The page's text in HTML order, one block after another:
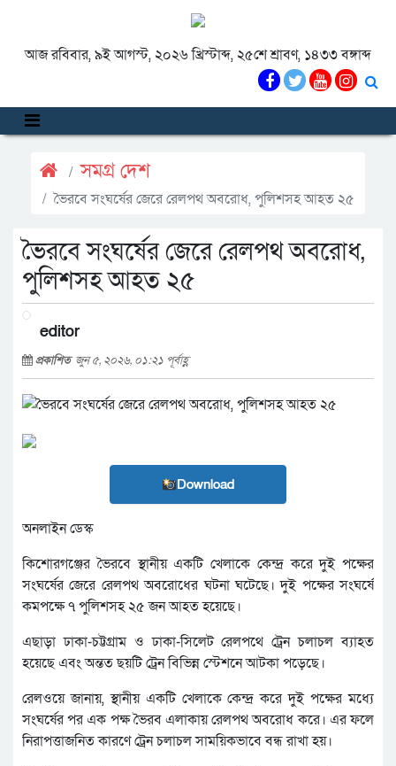
আজ রবিবার, ৯ই আগস্ট, ২০২৬ খ্রিস্টাব্দ, ২৫শে শ্রাবণ, ১৪৩৩ বঙ্গাব্দ
সমগ্র দেশ
ভৈরবে সংঘর্ষের জেরে রেলপথ অবরোধ, পুলিশসহ আহত ২৫
ভৈরবে সংঘর্ষের জেরে রেলপথ অবরোধ,
পুলিশসহ আহত ২৫
editor
প্রকাশিত জুন ৫, ২০২৬, ০১:২১ পূর্বাহ্ণ
Download
অনলাইন ডেস্ক
কিশোরগঞ্জের ভৈরবে স্থানীয় একটি খেলাকে কেন্দ্র করে দুই পক্ষের
সংঘর্ষের জেরে রেলপথ অবরোধের ঘটনা ঘটেছে। দুই পক্ষের সংঘর্ষে
কমপক্ষে ৭ পুলিশসহ ২৫ জন আহত হয়েছে।
এছাড়া ঢাকা-চট্টগ্রাম ও ঢাকা-সিলেট রেলপথে ট্রেন চলাচল ব্যাহত
হয়েছে এবং অন্তত ছয়টি ট্রেন বিভিন্ন স্টেশনে আটকা পড়েছে।
রেলওয়ে জানায়, স্থানীয় একটি খেলাকে কেন্দ্র করে দুই পক্ষের মধ্যে
সংঘর্ষের পর এক পক্ষ ভৈরব এলাকায় রেলপথ অবরোধ করে। এর ফলে
নিরাপত্তাজনিত কারণে ট্রেন চলাচল সাময়িকভাবে বন্ধ রাখা হয়।